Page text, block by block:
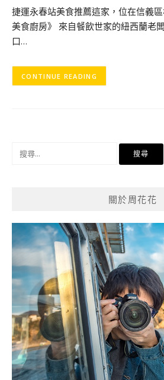
捷運永春站美食推薦這家，位在信義
美食廚房》 來自餐飲世家的紐西蘭老
口…
CONTINUE READING
關於周花花